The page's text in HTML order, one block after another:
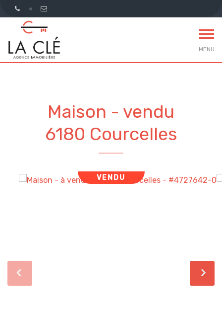
MENU
Maison - vendu
6180 Courcelles
VENDU